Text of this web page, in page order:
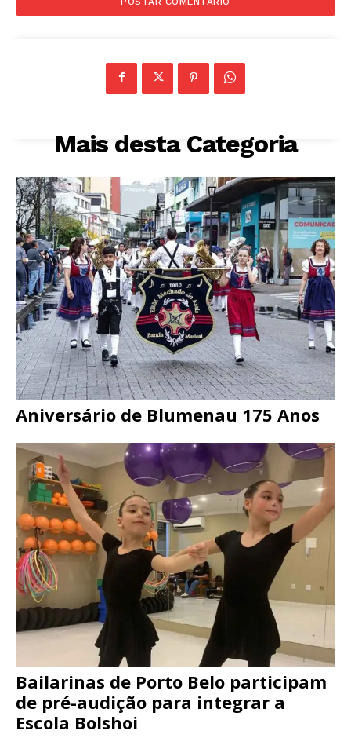
Mais desta Categoria
Aniversário de Blumenau 175 Anos
Bailarinas de Porto Belo participam
de pré-audição para integrar a
Escola Bolshoi